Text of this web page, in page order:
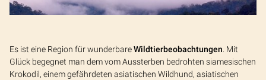
Es ist eine Region für wunderbareWildtierbeobachtungen . Mit
Glück begegnet man dem vom Aussterben bedrohten siamesischen
Krokodil, einem gefährdeten asiatischen Wildhund, asiatischen